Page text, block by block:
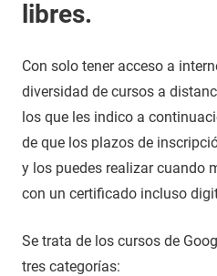
libres.
Con solo tener acceso a
diversidad de cursos a
los que les indico a
de que los plazos de
y los puedes realizar cuando
con un certificado incluso
Se trata de los cursos de
tres categorías: